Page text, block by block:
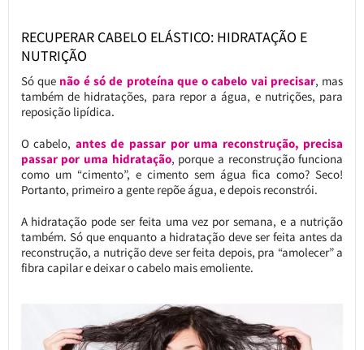
RECUPERAR CABELO ELÁSTICO: HIDRATAÇÃO E
NUTRIÇÃO
Só que não é só de proteína que o cabelo vai precisar, mas
também de hidratações, para repor a água, e nutrições, para
reposição lipídica.
O cabelo, antes de passar por uma reconstrução, precisa
passar por uma hidratação, porque a reconstrução funciona
como um “cimento”, e cimento sem água fica como? Seco!
Portanto, primeiro a gente repõe água, e depois reconstrói.
A hidratação pode ser feita uma vez por semana, e a nutrição
também. Só que enquanto a hidratação deve ser feita antes da
reconstrução, a nutrição deve ser feita depois, pra “amolecer” a
fibra capilar e deixar o cabelo mais emoliente.